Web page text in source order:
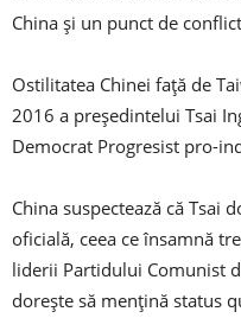
China și un punct de
Ostilitatea Chinei față de
2016 a președintelui Tsai
Democrat Progresist pro-
China suspectează că Tsai
oficială, ceea ce însamnă
liderii Partidului Comunist
dorește să mențină status